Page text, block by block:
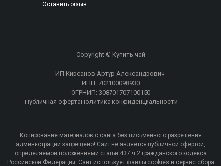
Оставить отзыв
Copyright © Купить чай
ИП Кирсанов Артур Александрович
ИНН: 702100098930
ОГРНИП: 308701707100150
Публичная офертаПолитика конфиденциальности
Копирование материалов с сайта без письменного разрешения
администрации запрещено! Сайт не является публичной офертой,
определяемой положениями статьи 437 ч.2 гражданского кодекса
Российской Федерации. Сайт использует файлы cookies и сервис сбора